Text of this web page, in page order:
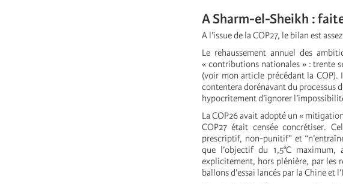
A Sharm-el-Sheikh :
A l’issue de la COP27, le bilan est
Le rehaussement annuel des
« contributions nationales » : trente
(voir mon article précédant la
contentera dorénavant du processus
hypocritement d’ignorer
La COP26 avait adopté un «
COP27 était censée concrétiser.
prescriptif, non-punitif” et
que l’objectif du 1,5°C
explicitement, hors plénière, par les
ballons d’essai lancés par la Chine et